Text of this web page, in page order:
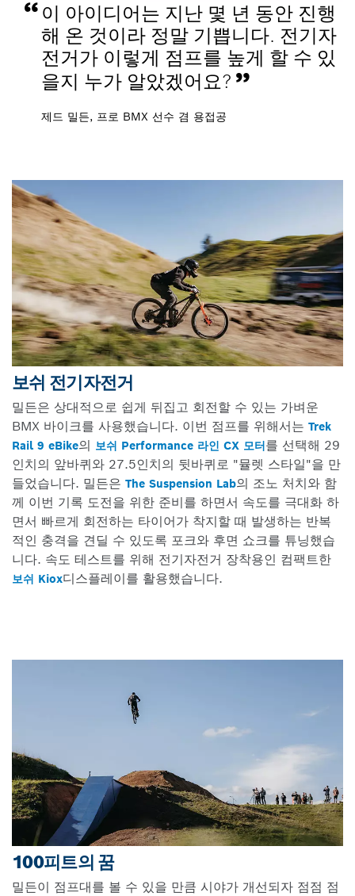
이 아이디어는 지난 몇 년 동안 진행
해 온 것이라 정말 기쁩니다. 전기자
전거가 이렇게 점프를 높게 할 수 있
을지 누가 알았겠어요?
제드 밀든, 프로 BMX 선수 겸 용접공
보쉬 전기자전거
밀든은 상대적으로 쉽게 뒤집고 회전할 수 있는 가벼운
BMX 바이크를 사용했습니다. 이번 점프를 위해서는 Trek
Rail 9 eBike의 보쉬 Performance 라인 CX 모터를 선택해 29
인치의 앞바퀴와 27.5인치의 뒷바퀴로 "뮬렛 스타일"을 만
들었습니다. 밀든은 The Suspension Lab의 조노 처치와 함
께 이번 기록 도전을 위한 준비를 하면서 속도를 극대화 하
면서 빠르게 회전하는 타이어가 착지할 때 발생하는 반복
적인 충격을 견딜 수 있도록 포크와 후면 쇼크를 튜닝했습
니다. 속도 테스트를 위해 전기자전거 장착용인 컴팩트한
보쉬 Kiox디스플레이를 활용했습니다.
100피트의 꿈
밀든이 점프대를 볼 수 있을 만큼 시야가 개선되자 점점 점